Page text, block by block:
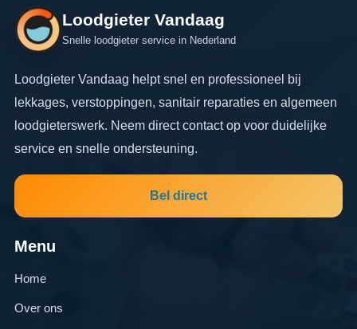
Loodgieter Vandaag
Snelle loodgieter service in Nederland
Loodgieter Vandaag helpt snel en professioneel bij
lekkages, verstoppingen, sanitair reparaties en algemeen
loodgieterswerk. Neem direct contact op voor duidelijke
service en snelle ondersteuning.
Bel direct
Menu
Home
Over ons